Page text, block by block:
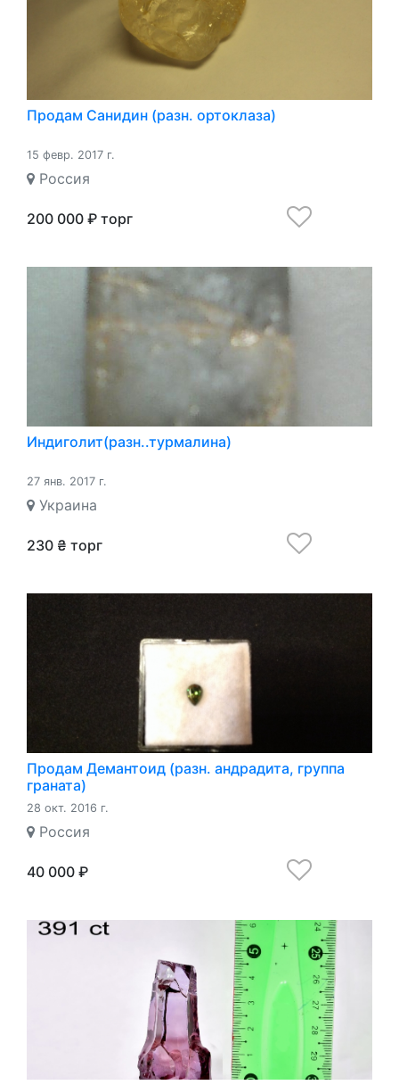
Продам Санидин (разн. ортоклаза)
15 февр. 2017 г.
Россия
200 000 ₽ торг
Индиголит(разн..турмалина)
27 янв. 2017 г.
Украина
230 ₴ торг
Продам Демантоид (разн. андрадита, группа
граната)
28 окт. 2016 г.
Россия
40 000 ₽